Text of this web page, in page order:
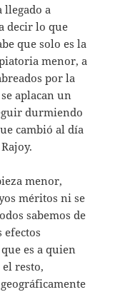
a
decir lo que
que solo es la
menor, a
por la
aplacan un
durmiendo
cambió al día
menor,
méritos ni se
sabemos de
efectos
es a quien
resto,